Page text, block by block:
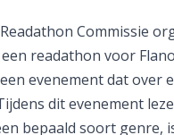
Commissie
readathon voor
evenement dat over
dit evenement
bepaald soort genre,